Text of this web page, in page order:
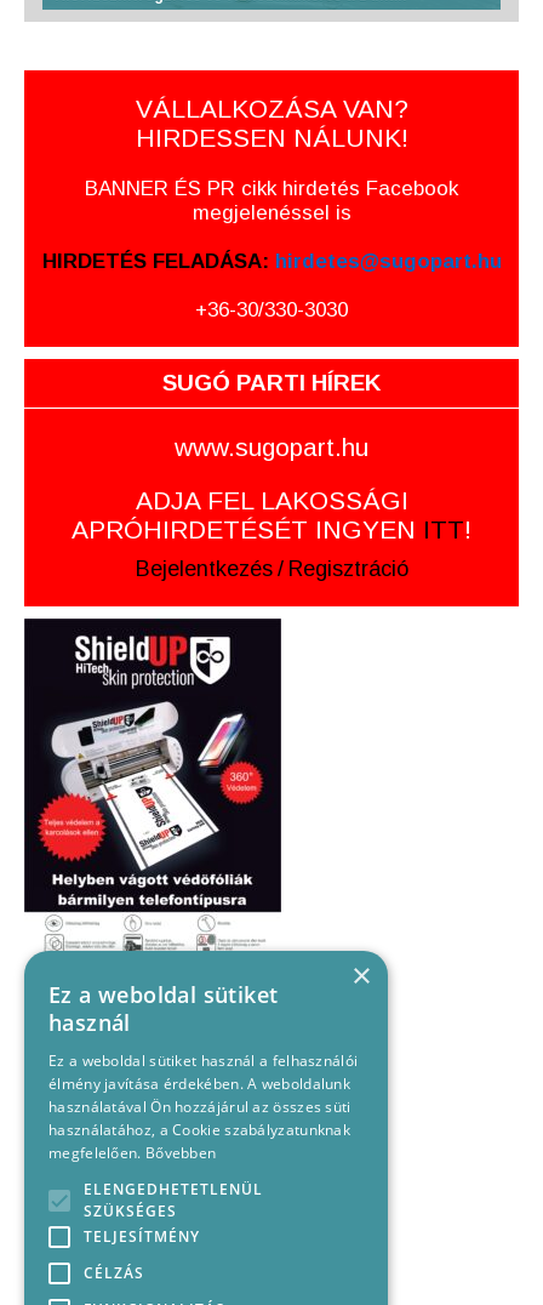
VÁLLALKOZÁSA VAN?
HIRDESSEN NÁLUNK!
BANNER ÉS PR cikk hirdetés Facebook
megjelenéssel is
HIRDETÉS FELADÁSA: hirdetes@sugopart.hu
+36-30/330-3030
SUGÓ PARTI HÍREK
www.sugopart.hu
ADJA FEL LAKOSSÁGI
APRÓHIRDETÉSÉT INGYEN ITT!
Bejelentkezés / Regisztráció
×
Ez a weboldal sütiket
használ
Ez a weboldal sütiket használ a felhasználói
élmény javítása érdekében. A weboldalunk
használatával Ön hozzájárul az összes süti
használatához, a Cookie szabályzatunknak
megfelelően. Bővebben
ELENGEDHETETLENÜL
SZÜKSÉGES
TELJESÍTMÉNY
CÉLZÁS